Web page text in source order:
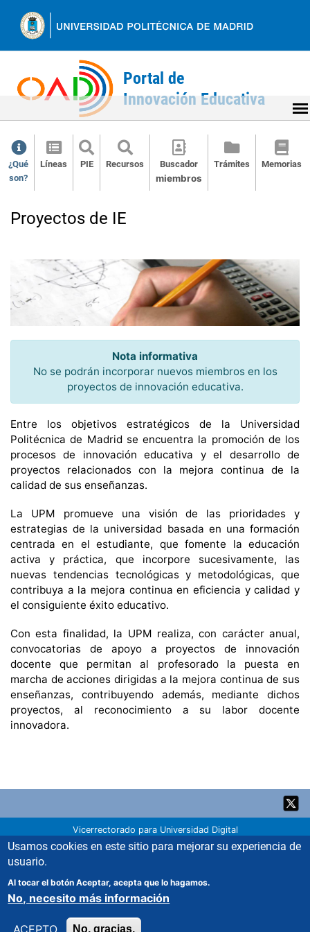
contenido
¿Qué
son?
Líneas PIE Recursos Buscador
miembros
Trámites Memorias
to
Proyectos de IE
Nota informativa
No se podrán incorporar nuevos miembros en los
proyectos de innovación educativa.
Entre los objetivos estratégicos de la Universidad
Politécnica de Madrid se encuentra la promoción de los
procesos de innovación educativa y el desarrollo de
proyectos relacionados con la mejora continua de la
calidad de sus enseñanzas.
La UPM promueve una visión de las prioridades y
estrategias de la universidad basada en una formación
centrada en el estudiante, que fomente la educación
activa y práctica, que incorpore sucesivamente, las
nuevas tendencias tecnológicas y metodológicas, que
contribuya a la mejora continua en eficiencia y calidad y
el consiguiente éxito educativo.
Con esta finalidad, la UPM realiza, con carácter anual,
convocatorias de apoyo a proyectos de innovación
docente que permitan al profesorado la puesta en
marcha de acciones dirigidas a la mejora continua de sus
enseñanzas, contribuyendo además, mediante dichos
proyectos, al reconocimiento a su labor docente
innovadora.
Vicerrectorado para Universidad Digital
Oficina de Apoyo a la Docencia
Servicio de Innovación Educativa
Dónde estamos
innovacion.educativa@upm.es
Política de cookies
Usamos cookies en este sitio para mejorar su experiencia de
usuario.
Al tocar el botón Aceptar, acepta que lo hagamos.
No, necesito más información
ACEPTO No, gracias.